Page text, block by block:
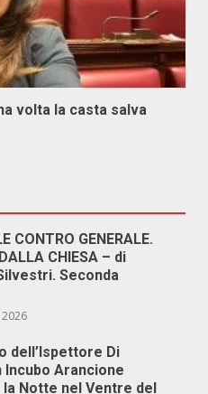
volta la casta salva
CONTRO GENERALE.
CHIESA – di
Seconda
dell’Ispettore Di
Incubo Arancione
Notte nel Ventre del